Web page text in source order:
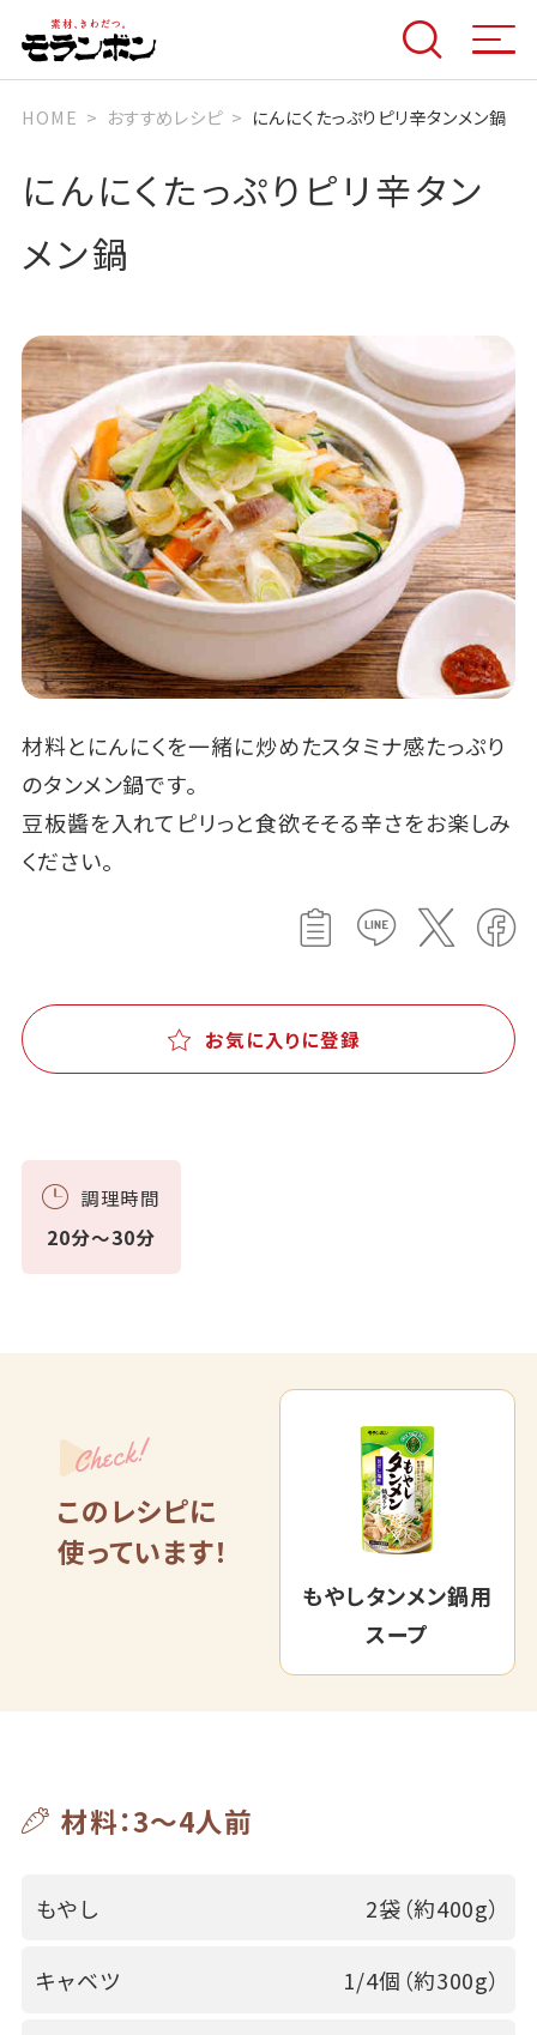
HOME おすすめレシピ にんにくたっぷりピリ辛タンメン鍋
にんにくたっぷりピリ辛タン
メン鍋
材料とにんにくを一緒に炒めたスタミナ感たっぷり
のタンメン鍋です。
豆板醬を入れてピリっと食欲そそる辛さをお楽しみ
ください。
お気に入りに登録
調理時間
20分～30分
Check!
このレシピに
使っています！
もやしタンメン鍋用
スープ
材料：3～4人前
もやし 2袋（約400g）
キャベツ 1/4個（約300g）